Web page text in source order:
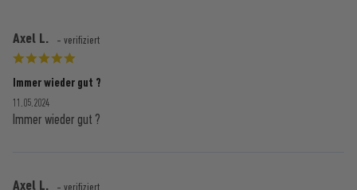
Axel L. - verifiziert
Immer wieder gut ?
11.05.2024
Immer wieder gut ?
Axel L. - verifiziert